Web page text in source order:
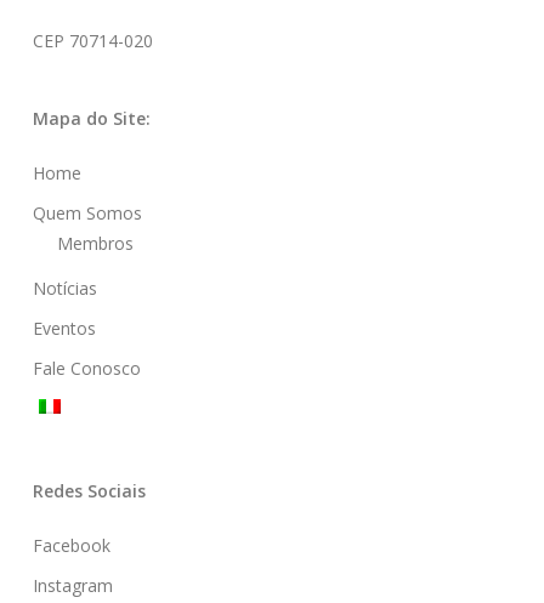
CEP 70714-020
Mapa do Site:
Home
Quem Somos
Membros
Notícias
Eventos
Fale Conosco
Redes Sociais
Facebook
Instagram